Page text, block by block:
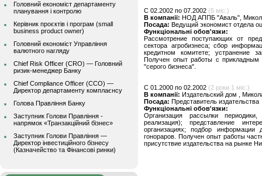
Головний економіст департаменту
планування і контролю
Керівник проєктів і програм (small
business product owner)
Головний економіст Управління
валютного нагляду
Chief Risk Officer (CRO) — Головний
ризик-менеджер Банку
Chief Compliance Officer (CCO) —
Директор департаменту комплаєнсу
Голова Правління Банку
Заступник Голови Правління -
напрямок «Транзакційний бізнес»
Заступник Голови Правління —
Директор інвестиційного бізнесу
(Казначейство та Фінансові ринки)
C 02.2002 по 07.2002 (5 міс.)
В компанії: НОД АППБ "Аваль",
Посада: Ведущий экономист отдела
Функціональні обов'язки:
Рассмотрение поступающих от
сектора агробизнеса; сбор
кредитном комитете; устранение
Получен опыт работы с
"серого бизнеса".
C 01.2000 по 02.2002 (2 роки 1 міс.)
В компанії: Издательский дом ,
Посада: Представитель издательства
Функціональні обов'язки:
Организация рассылки
реализация); представление
организациях; подбор
гонораров. Получен опыт работы
присутствие издательства на рынке